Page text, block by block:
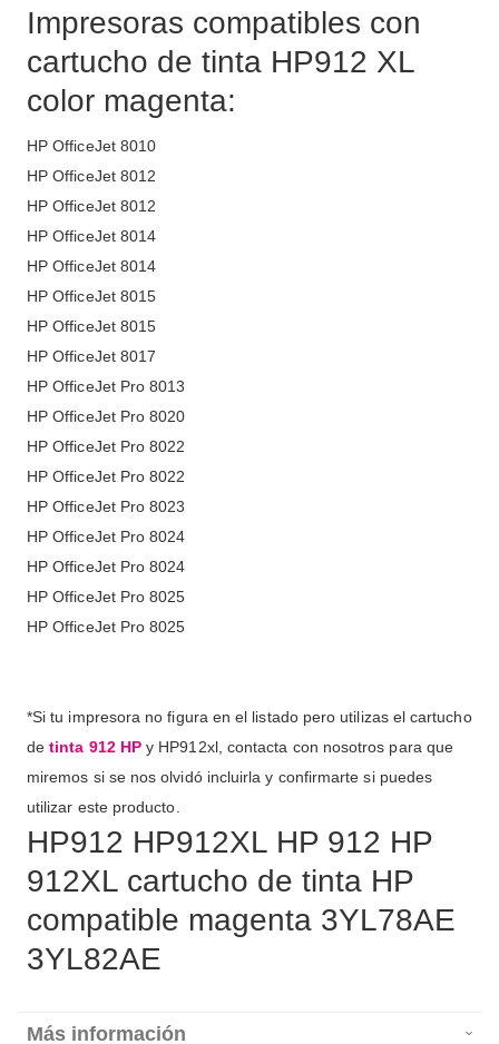
Impresoras compatibles con
cartucho de tinta HP912 XL
color magenta:
HP OfficeJet 8010
HP OfficeJet 8012
HP OfficeJet 8012
HP OfficeJet 8014
HP OfficeJet 8014
HP OfficeJet 8015
HP OfficeJet 8015
HP OfficeJet 8017
HP OfficeJet Pro 8013
HP OfficeJet Pro 8020
HP OfficeJet Pro 8022
HP OfficeJet Pro 8022
HP OfficeJet Pro 8023
HP OfficeJet Pro 8024
HP OfficeJet Pro 8024
HP OfficeJet Pro 8025
HP OfficeJet Pro 8025
*Si tu impresora no figura en el listado pero utilizas el cartucho
detinta 912 HP y HP912xl, contacta con nosotros para que
miremos si se nos olvidó incluirla y confirmarte si puedes
utilizar este producto.
HP912 HP912XL HP 912 HP
912XL cartucho de tinta HP
compatible magenta 3YL78AE
3YL82AE
Más información